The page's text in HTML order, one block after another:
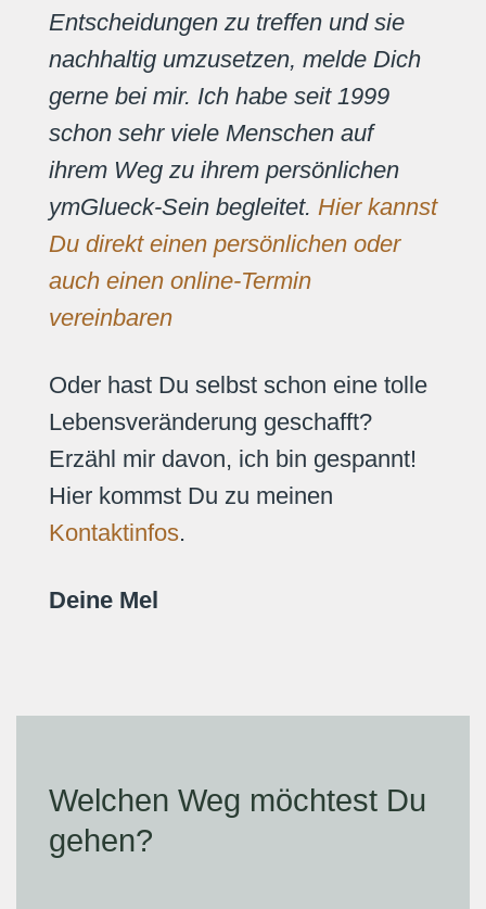
Entscheidungen zu treffen und sie
nachhaltig umzusetzen, melde Dich
gerne bei mir. Ich habe seit 1999
schon sehr viele Menschen auf
ihrem Weg zu ihrem persönlichen
ymGlueck-Sein begleitet. Hier kannst
Du direkt einen persönlichen oder
auch einen online-Termin
vereinbaren
Oder hast Du selbst schon eine tolle
Lebensveränderung geschafft?
Erzähl mir davon, ich bin gespannt!
Hier kommst Du zu meinen
Kontaktinfos.
Deine Mel
Welchen Weg möchtest Du
gehen?